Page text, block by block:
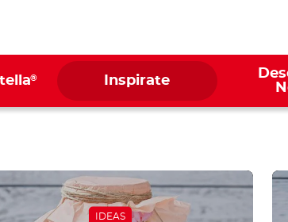
® Inspirate
IDEAS